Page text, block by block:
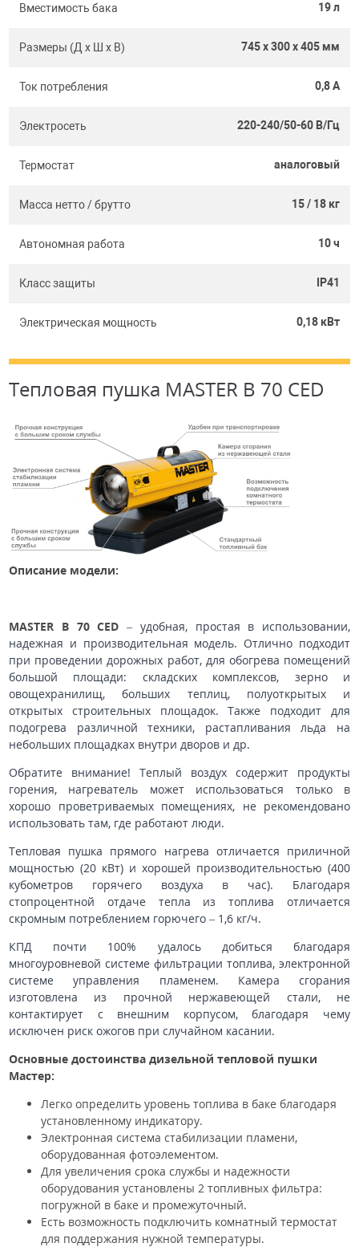
Вместимость бака 19 л
Размеры (Д х Ш х В) 745 x 300 x 405 мм
Ток потребления 0,8 A
Электросеть 220-240/50-60 В/Гц
Термостат аналоговый
Масса нетто / брутто 15 / 18 кг
Автономная работа 10 ч
Класс защиты IP41
Электрическая мощность 0,18 кВт
Тепловая пушка MASTER B 70 CED
Описание модели:
MASTER B 70 CED – удобная, простая в использовании,
надежная и производительная модель. Отлично подходит
при проведении дорожных работ, для обогрева помещений
большой площади: складских комплексов, зерно и
овощехранилищ, больших теплиц, полуоткрытых и
открытых строительных площадок. Также подходит для
подогрева различной техники, растапливания льда на
небольших площадках внутри дворов и др.
Обратите внимание! Теплый воздух содержит продукты
горения, нагреватель может использоваться только в
хорошо проветриваемых помещениях, не рекомендовано
использовать там, где работают люди.
Тепловая пушка прямого нагрева отличается приличной
мощностью (20 кВт) и хорошей производительностью (400
кубометров горячего воздуха в час). Благодаря
стопроцентной отдаче тепла из топлива отличается
скромным потреблением горючего – 1,6 кг/ч.
КПД почти 100% удалось добиться благодаря
многоуровневой системе фильтрации топлива, электронной
системе управления пламенем. Камера сгорания
изготовлена из прочной нержавеющей стали, не
контактирует с внешним корпусом, благодаря чему
исключен риск ожогов при случайном касании.
Основные достоинства дизельной тепловой пушки
Мастер:
Легко определить уровень топлива в баке благодаря
установленному индикатору.
Электронная система стабилизации пламени,
оборудованная фотоэлементом.
Для увеличения срока службы и надежности
оборудования установлены 2 топливных фильтра:
погружной в баке и промежуточный.
Есть возможность подключить комнатный термостат
для поддержания нужной температуры.